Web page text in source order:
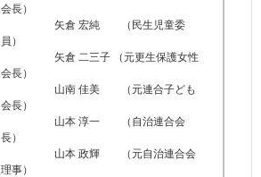
会長）
矢倉 宏純 （民生児童委
員）
矢倉 二三子 （元更生保護女性
会長）
山南 佳美 （元連合子ども
会長）
山本 淳一 （自治連合会
長）
山本 政輝 （元自治連合会
理事）